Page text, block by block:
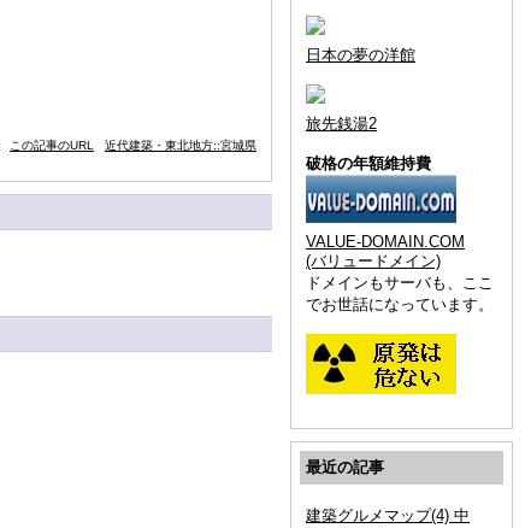
日本の夢の洋館
旅先銭湯2
破格の年額維持費
VALUE-DOMAIN.COM
(バリュードメイン)
ドメインもサーバも、ここ
でお世話になっています。
最近の記事
建築グルメマップ(4) 中
この記事のURL 近代建築・東北地方::宮城県